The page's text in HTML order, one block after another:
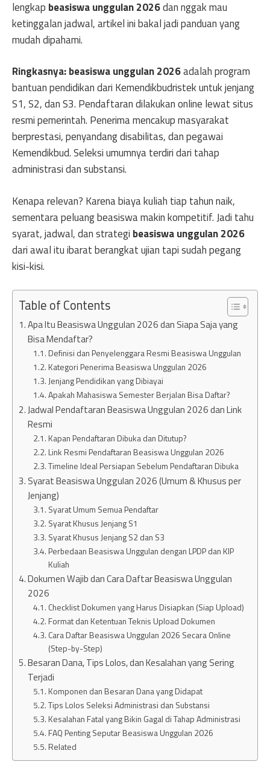
lengkap beasiswa unggulan 2026dan nggak mau
ketinggalan jadwal, artikel ini bakal jadi panduan yang
mudah dipahami.
Ringkasnya:beasiswa unggulan 2026adalah program
bantuan pendidikan dari Kemendikbudristek untuk jenjang
S1, S2, dan S3. Pendaftaran dilakukan online lewat situs
resmi pemerintah. Penerima mencakup masyarakat
berprestasi, penyandang disabilitas, dan pegawai
Kemendikbud. Seleksi umumnya terdiri dari tahap
administrasi dan substansi.
Kenapa relevan? Karena biaya kuliah tiap tahun naik,
sementara peluang beasiswa makin kompetitif. Jadi tahu
syarat, jadwal, dan strategi beasiswa unggulan 2026
dari awal itu ibarat berangkat ujian tapi sudah pegang
kisi-kisi.
Table of Contents
Apa Itu Beasiswa Unggulan 2026 dan Siapa Saja yang
Bisa Mendaftar?
Definisi dan Penyelenggara Resmi Beasiswa Unggulan
Kategori Penerima Beasiswa Unggulan 2026
Jenjang Pendidikan yang Dibiayai
Apakah Mahasiswa Semester Berjalan Bisa Daftar?
Jadwal Pendaftaran Beasiswa Unggulan 2026 dan Link
Resmi
Kapan Pendaftaran Dibuka dan Ditutup?
Link Resmi Pendaftaran Beasiswa Unggulan 2026
Timeline Ideal Persiapan Sebelum Pendaftaran Dibuka
Syarat Beasiswa Unggulan 2026 (Umum & Khusus per
Jenjang)
Syarat Umum Semua Pendaftar
Syarat Khusus Jenjang S1
Syarat Khusus Jenjang S2 dan S3
Perbedaan Beasiswa Unggulan dengan LPDP dan KIP
Kuliah
Dokumen Wajib dan Cara Daftar Beasiswa Unggulan
2026
Checklist Dokumen yang Harus Disiapkan (Siap Upload)
Format dan Ketentuan Teknis Upload Dokumen
Cara Daftar Beasiswa Unggulan 2026 Secara Online
(Step-by-Step)
Besaran Dana, Tips Lolos, dan Kesalahan yang Sering
Terjadi
Komponen dan Besaran Dana yang Didapat
Tips Lolos Seleksi Administrasi dan Substansi
Kesalahan Fatal yang Bikin Gagal di Tahap Administrasi
FAQ Penting Seputar Beasiswa Unggulan 2026
Related